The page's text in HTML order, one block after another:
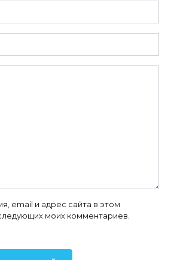
email и адрес сайта в этом
моих комментариев.